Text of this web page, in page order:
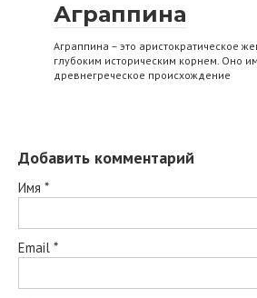
Аграппина
Аграппина – это аристократическое
глубоким историческим корнем. Оно
древнегреческое происхождение
Добавить комментарий
Имя *
Email *